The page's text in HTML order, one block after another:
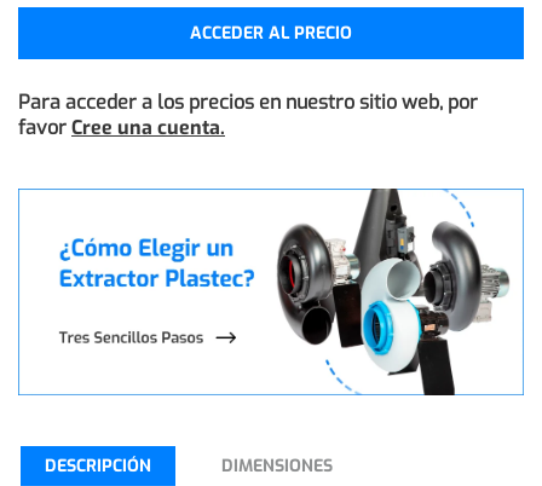
ACCEDER AL PRECIO
Para acceder a los precios en nuestro sitio web, por
favorCree una cuenta.
DESCRIPCIÓN DIMENSIONES